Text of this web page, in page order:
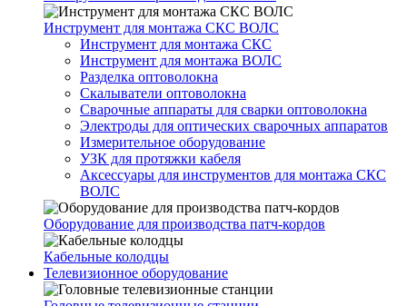
Инструмент для монтажа СКС ВОЛС
Инструмент для монтажа СКС
Инструмент для монтажа ВОЛС
Разделка оптоволокна
Скалыватели оптоволокна
Сварочные аппараты для сварки оптоволокна
Электроды для оптических сварочных аппаратов
Измерительное оборудование
УЗК для протяжки кабеля
Аксессуары для инструментов для монтажа СКС
ВОЛС
Оборудование для производства патч-кордов
Кабельные колодцы
Телевизионное оборудование